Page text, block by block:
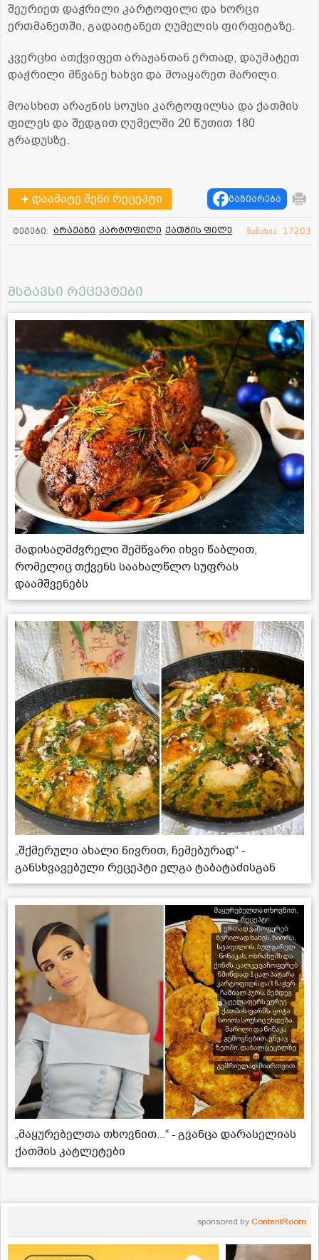
შეურიეთ დაჭრილი კარტოფილი და ხორცი
ერთმანეთში, გადაიტანეთ ღუმელის ფირფიტაზე.
კვერცხი ათქვიფეთ არაჟანთან ერთად, დაუმატეთ
დაჭრილი მწვანე ხახვი და მოაყარეთ მარილი.
მოასხით არაჟნის სოუსი კარტოფილსა და ქათმის
ფილეს და შედგით ღუმელში 20 წუთით 180
გრადუსზე.
დაამატე შენი რეცეპტი გაზიარება
ტეგები: არაჟანი კარტოფილი ქათმის ფილე ნანახია: 17203
მსგავსი რეცეპტები
მადისაღმძვრელი შემწვარი იხვი წაბლით,
რომელიც თქვენს საახალწლო სუფრას
დაამშვენებს
„შქმერული ახალი ნივრით, ჩემებურად“ -
განსხვავებული რეცეპტი ელგა ტაბატაძისგან
„მაყურებელთა თხოვნით...“ - გვანცა დარასელიას
ქათმის კატლეტები
sponsored by ContentRoom